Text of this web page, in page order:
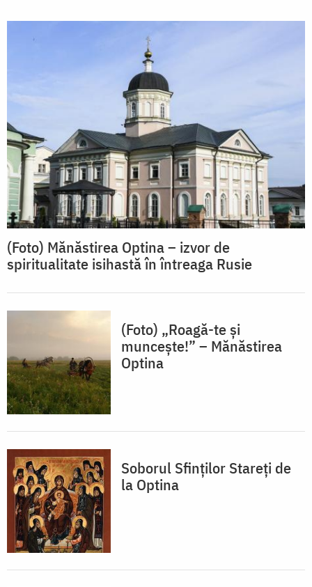
(Foto) Mănăstirea Optina – izvor de
spiritualitate isihastă în întreaga Rusie
(Foto) „Roagă-te și
muncește!” – Mănăstirea
Optina
Soborul Sfinţilor Stareţi de
la Optina